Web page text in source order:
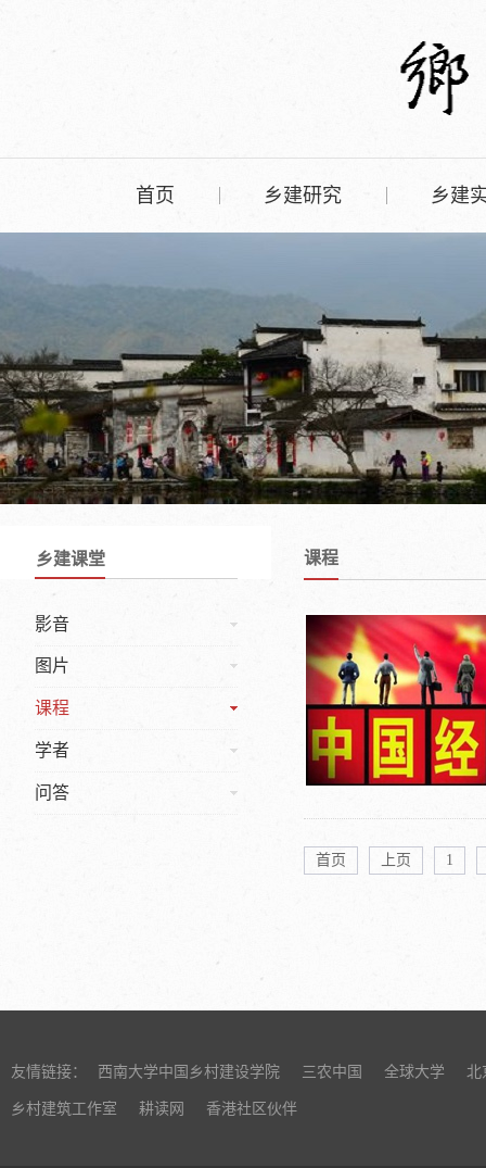
首页 乡建研究 乡建
乡建课堂
课程
学者
问答
影音
图片
课程
首页 上页 1
友情链接： 西南大学中国乡村建设学院 三农中国 全球大学 北
乡村建筑工作室 耕读网 香港社区伙伴